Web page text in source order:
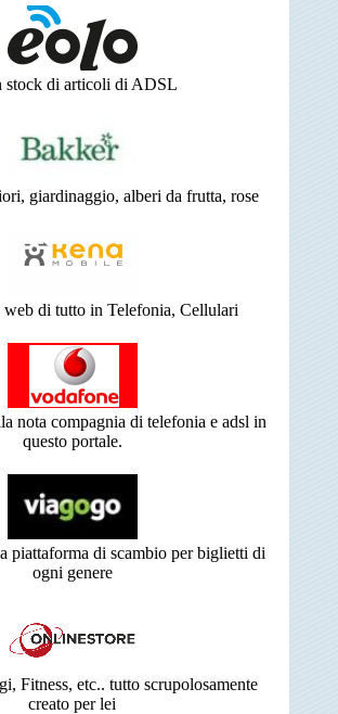
stock di articoli di ADSL
giardinaggio, alberi da frutta, rose
di tutto in Telefonia, Cellulari
nota compagnia di telefonia e adsl in
questo portale.
piattaforma di scambio per biglietti di
ogni genere
Fitness, etc.. tutto scrupolosamente
creato per lei